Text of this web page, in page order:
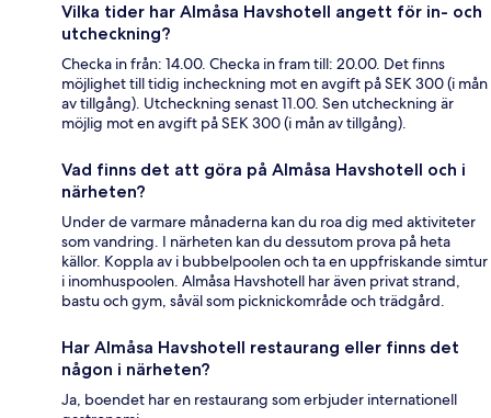
Vilka tider har Almåsa Havshotell angett för in- och
utcheckning?
Checka in från: 14.00. Checka in fram till: 20.00. Det finns
möjlighet till tidig incheckning mot en avgift på SEK 300 (i mån
av tillgång). Utcheckning senast 11.00. Sen utcheckning är
möjlig mot en avgift på SEK 300 (i mån av tillgång).
Vad finns det att göra på Almåsa Havshotell och i
närheten?
Under de varmare månaderna kan du roa dig med aktiviteter
som vandring. I närheten kan du dessutom prova på heta
källor. Koppla av i bubbelpoolen och ta en uppfriskande simtur
i inomhuspoolen. Almåsa Havshotell har även privat strand,
bastu och gym, såväl som picknickområde och trädgård.
Har Almåsa Havshotell restaurang eller finns det
någon i närheten?
Ja, boendet har en restaurang som erbjuder internationell